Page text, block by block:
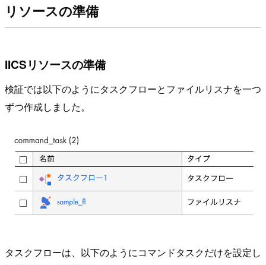
リソースの準備
IICSリソースの準備
検証では以下のようにタスクフローとファイルリスナを一つ
ずつ作成しました。
タスクフローは、以下のようにコマンドタスクだけを設定し